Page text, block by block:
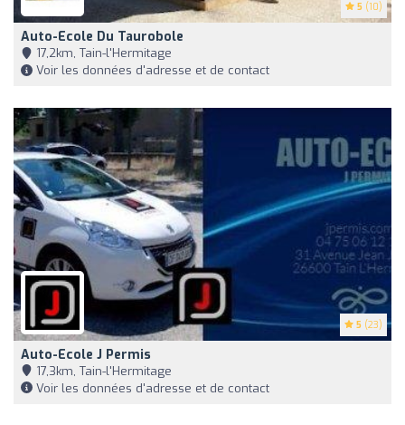
5 (10)
Auto-Ecole Du Taurobole
17,2km, Tain-l'Hermitage
Voir les données d'adresse et de contact
5 (23)
Auto-Ecole J Permis
17,3km, Tain-l'Hermitage
Voir les données d'adresse et de contact